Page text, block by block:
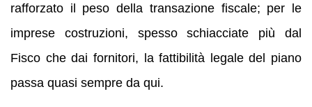
rafforzato il peso della transazione fiscale; per le
imprese costruzioni, spesso schiacciate più dal
Fisco che dai fornitori, la fattibilità legale del piano
passa quasi sempre da qui.